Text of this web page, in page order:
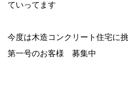
ていってます
今度は木造コンクリート住宅に
第一号のお客様 募集中